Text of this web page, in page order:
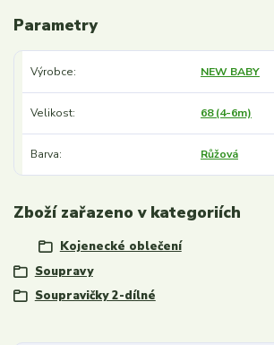
Parametry
Výrobce NEW BABY
Velikost 68 (4-6m)
Barva Růžová
Zboží zařazeno v kategoriích
Kojenecké oblečení
Soupravy
Soupravičky 2-dílné